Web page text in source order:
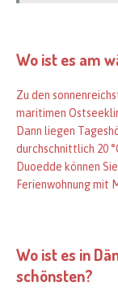
Wo ist es am
Zu den
maritimen
Dann liegen
durchschnittlich 20
Duoedde können
Ferienwohnung mit
Wo ist es in
schönsten?